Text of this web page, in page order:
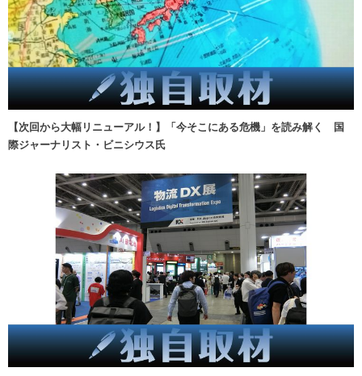
【次回から大幅リニューアル！】「今そこにある危機」を読み解く 国
際ジャーナリスト・ビニシウス氏